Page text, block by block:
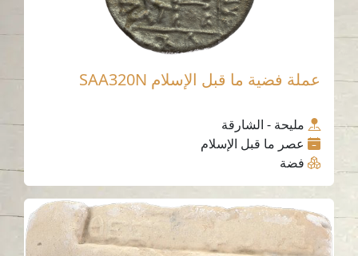
عملة فضية ما قبل الإسلام SAA320N
مليحة - الشارقة
عصر ما قبل الإسلام
فضة